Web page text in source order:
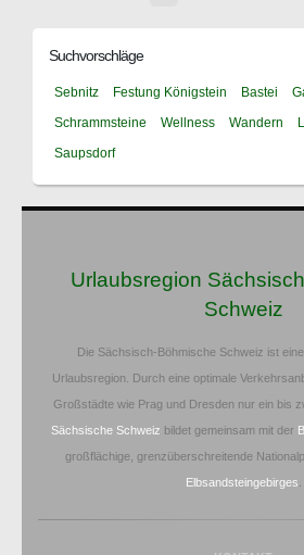
Suchvorschläge
Sebnitz Festung Königstein Bastei
Schrammsteine
Wellness Wandern
Saupsdorf
Urlaubsregion
Schweiz
Die Sächsisch-Böhmische Schweiz ist
Urlaubsregion. Durch eine optimale
Großstädte wie Prag und Dresden nur ein bis
Sächsische Schweiz bildet gemeinsam mit der
großflächige, grenzüberschreitende
Elbsandsteingebirges